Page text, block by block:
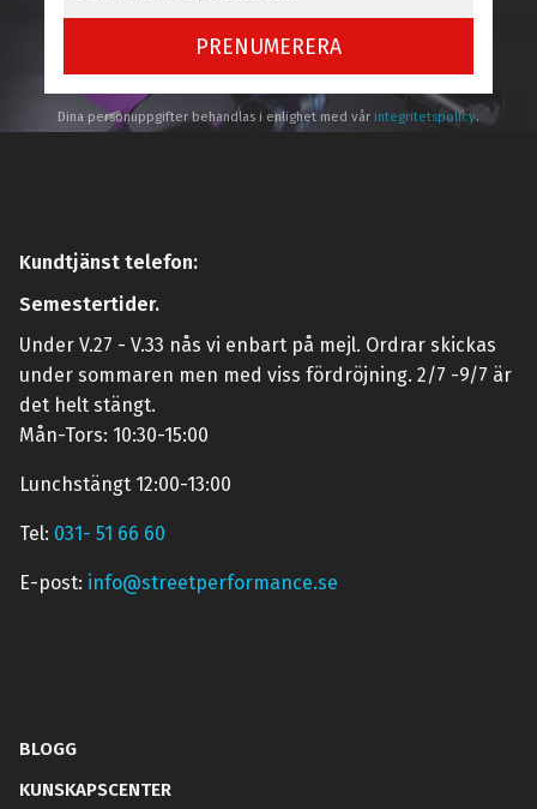
PRENUMERERA
Dina personuppgifter behandlas i enlighet med vår integritetspolicy.
Kundtjänst telefon:
Semestertider.
Under V.27 - V.33 nås vi enbart på mejl. Ordrar skickas
under sommaren men med viss fördröjning. 2/7 -9/7 är
det helt stängt.
Mån-Tors: 10:30-15:00
Lunchstängt 12:00-13:00
Tel: 031- 51 66 60
E-post: info@streetperformance.se
BLOGG
KUNSKAPSCENTER